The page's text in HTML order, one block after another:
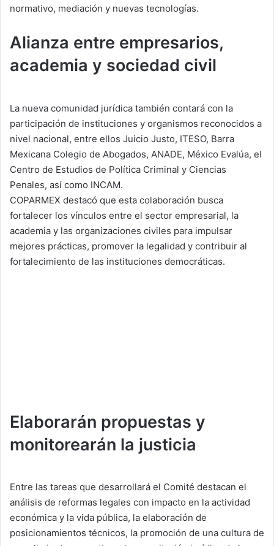
normativo, mediación y nuevas tecnologías.
Alianza entre empresarios,
academia y sociedad civil
La nueva comunidad jurídica también contará con la
participación de instituciones y organismos reconocidos a
nivel nacional, entre ellos Juicio Justo, ITESO, Barra
Mexicana Colegio de Abogados, ANADE, México Evalúa, el
Centro de Estudios de Política Criminal y Ciencias
Penales, así como INCAM.
COPARMEX destacó que esta colaboración busca
fortalecer los vínculos entre el sector empresarial, la
academia y las organizaciones civiles para impulsar
mejores prácticas, promover la legalidad y contribuir al
fortalecimiento de las instituciones democráticas.
Elaborarán propuestas y
monitorearán la justicia
Entre las tareas que desarrollará el Comité destacan el
análisis de reformas legales con impacto en la actividad
económica y la vida pública, la elaboración de
posicionamientos técnicos, la promoción de una cultura de